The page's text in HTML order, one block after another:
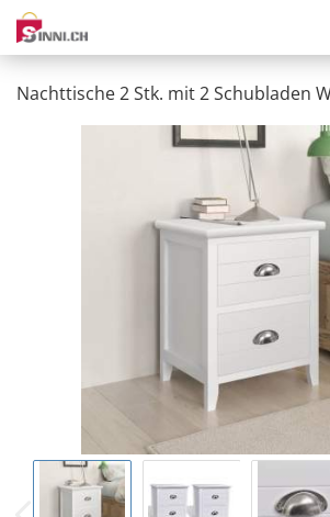
Nachttische 2 Stk. mit 2 Schubladen